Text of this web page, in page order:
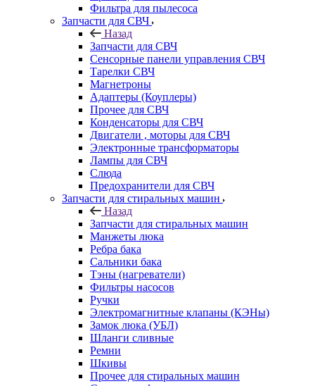
Фильтра для пылесоса
Запчасти для СВЧ
Назад
Запчасти для СВЧ
Сенсорные панели управления СВЧ
Тарелки СВЧ
Магнетроны
Адаптеры (Коуплеры)
Прочее для СВЧ
Конденсаторы для СВЧ
Двигатели , моторы для СВЧ
Электронные трансформаторы
Лампы для СВЧ
Слюда
Предохранители для СВЧ
Запчасти для стиральных машин
Назад
Запчасти для стиральных машин
Манжеты люка
Ребра бака
Сальники бака
Тэны (нагреватели)
Фильтры насосов
Ручки
Электромагнитные клапаны (КЭНы)
Замок люка (УБЛ)
Шланги сливные
Ремни
Шкивы
Прочее для стиральных машин